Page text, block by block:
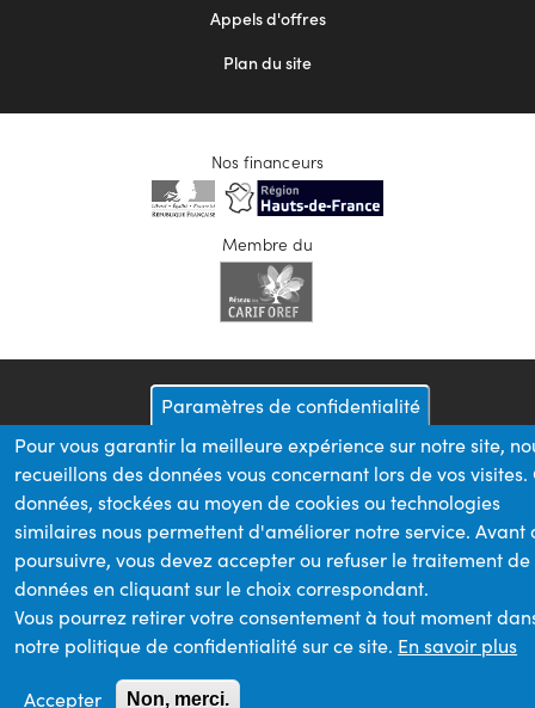
Appels d'offres
Plan du site
Nos financeurs
Membre du
Paramètres de confidentialité
Pour vous garantir la meilleure expérience sur notre site,
recueillons des données vous concernant lors de vos visites.
données, stockées au moyen de cookies ou technologies
similaires nous permettent d'améliorer notre service. Avant
poursuivre, vous devez accepter ou refuser le traitement de
données en cliquant sur le choix correspondant.
Vous pourrez retirer votre consentement à tout moment
notre politique de confidentialité sur ce site. En savoir plus
Accepter Non, merci.